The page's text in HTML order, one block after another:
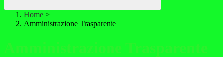
Home >
Amministrazione Trasparente
Amministrazione Trasparente